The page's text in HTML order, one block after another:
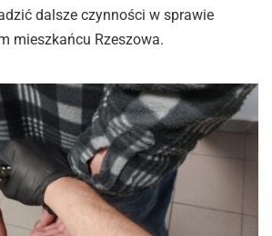
dalsze czynności w sprawie
mieszkańcu Rzeszowa.